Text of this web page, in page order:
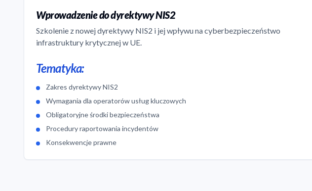
Wprowadzenie do dyrektywy NIS2
Szkolenie z nowej dyrektywy NIS2 i jej wpływu na cyberbezpieczeństwo
infrastruktury krytycznej w UE.
Tematyka:
Zakres dyrektywy NIS2
Wymagania dla operatorów usług kluczowych
Obligatoryjne środki bezpieczeństwa
Procedury raportowania incydentów
Konsekwencje prawne